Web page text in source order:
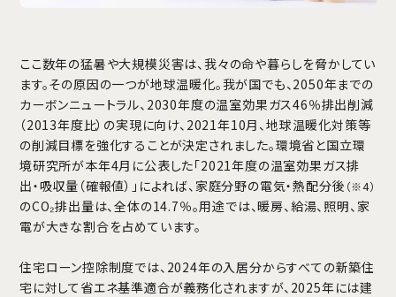
ここ数年の猛暑や大規模災害は、我々の命や暮らしを脅かしてい
ます。その原因の一つが地球温暖化。我が国でも、2050年までの
カーボンニュートラル、2030年度の温室効果ガス46％排出削減
（2013年度比）の実現に向け、2021年10月、地球温暖化対策等
の削減目標を強化することが決定されました。環境省と国立環
境研究所が本年4月に公表した「2021年度の温室効果ガス排
出・吸収量（確報値）」によれば、家庭分野の電気・熱配分後 （※4）
のCO₂排出量は、全体の14.7％。用途では、暖房、給湯、照明、家
電が大きな割合を占めています。
住宅ローン控除制度では、2024年の入居分からすべての新築住
宅に対して省エネ基準適合が義務化されますが、2025年には建